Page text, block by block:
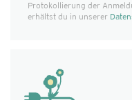
Protokollierung der
erhältst du in unserer